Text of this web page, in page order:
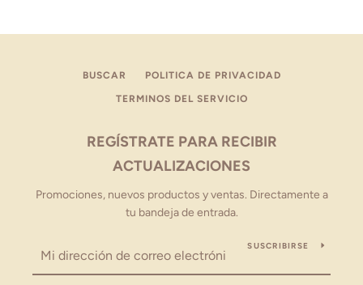
BUSCAR POLITICA DE PRIVACIDAD
TERMINOS DEL SERVICIO
REGÍSTRATE PARA RECIBIR
ACTUALIZACIONES
Promociones, nuevos productos y ventas. Directamente a
tu bandeja de entrada.
SUSCRIBIRSE